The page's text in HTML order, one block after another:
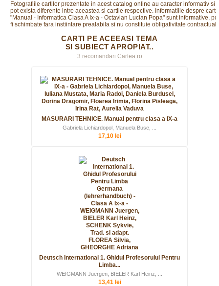
Fotografiile cartilor prezentate in acest catalog online au caracter informativ si
pot exista diferente intre aceastea si cartile respective. Informatiile despre
"Manual - Informatica Clasa A Ix-a - Octavian Lucian Popa" sunt informative, pot
fi schimbate fara instiintare prealabila si nu constituie obligativitate
CARTI PE ACEEASI TEMA
SI SUBIECT APROPIAT..
3 recomandari Cartea.ro
MASURARI TEHNICE. Manual pentru clasa a IX-a
Gabriela Lichiardopol, Manuela Buse, ...
17,10 lei
Deutsch International 1. Ghidul Profesorului Pentru
Limba...
WEIGMANN Juergen, BIELER Karl Heinz, ...
13,41 lei